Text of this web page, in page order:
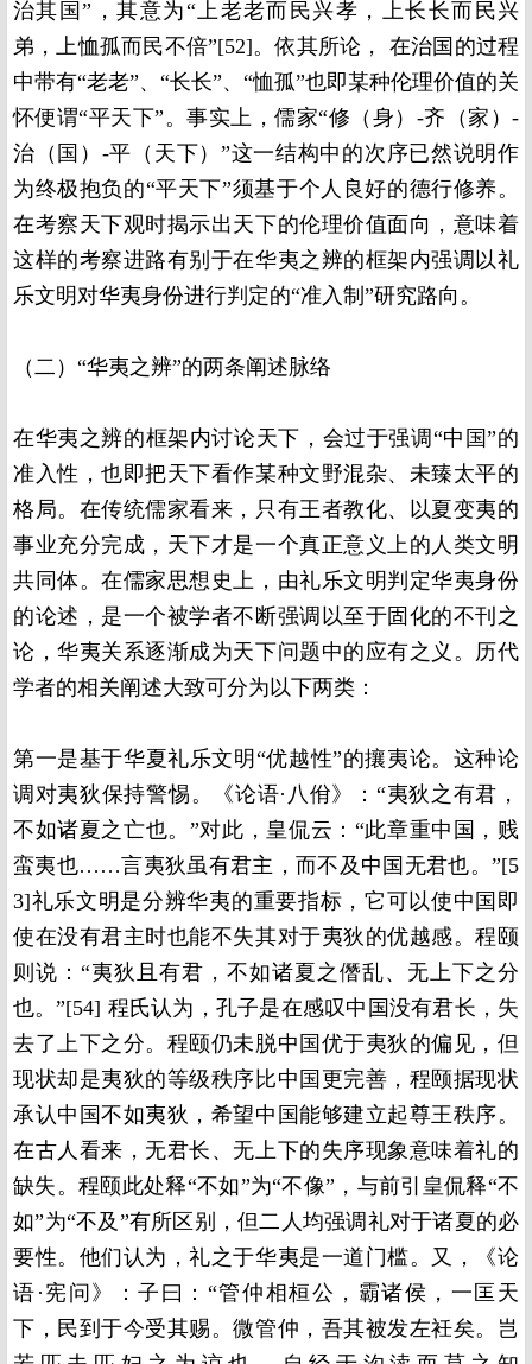
治其国”，其意为“上老老而民兴孝，上长长而民兴
弟，上恤孤而民不倍”[52]。依其所论， 在治国的过程
中带有“老老”、“长长”、“恤孤”也即某种伦理价值的关
怀便谓“平天下”。事实上，儒家“修（身）-齐（家）-
治（国）-平（天下）”这一结构中的次序已然说明作
为终极抱负的“平天下”须基于个人良好的德行修养。
在考察天下观时揭示出天下的伦理价值面向，意味着
这样的考察进路有别于在华夷之辨的框架内强调以礼
乐文明对华夷身份进行判定的“准入制”研究路向。
（二）“华夷之辨”的两条阐述脉络
在华夷之辨的框架内讨论天下，会过于强调“中国”的
准入性，也即把天下看作某种文野混杂、未臻太平的
格局。在传统儒家看来，只有王者教化、以夏变夷的
事业充分完成，天下才是一个真正意义上的人类文明
共同体。在儒家思想史上，由礼乐文明判定华夷身份
的论述，是一个被学者不断强调以至于固化的不刊之
论，华夷关系逐渐成为天下问题中的应有之义。历代
学者的相关阐述大致可分为以下两类：
第一是基于华夏礼乐文明“优越性”的攘夷论。这种论
调对夷狄保持警惕。《论语·八佾》：“夷狄之有君，
不如诸夏之亡也。”对此，皇侃云：“此章重中国，贱
蛮夷也……言夷狄虽有君主，而不及中国无君也。”[5
3]礼乐文明是分辨华夷的重要指标，它可以使中国即
使在没有君主时也能不失其对于夷狄的优越感。程颐
则说：“夷狄且有君，不如诸夏之僭乱、无上下之分
也。”[54] 程氏认为，孔子是在感叹中国没有君长，失
去了上下之分。程颐仍未脱中国优于夷狄的偏见，但
现状却是夷狄的等级秩序比中国更完善，程颐据现状
承认中国不如夷狄，希望中国能够建立起尊王秩序。
在古人看来，无君长、无上下的失序现象意味着礼的
缺失。程颐此处释“不如”为“不像”，与前引皇侃释“不
如”为“不及”有所区别，但二人均强调礼对于诸夏的必
要性。他们认为，礼之于华夷是一道门槛。又，《论
语·宪问》：子曰：“管仲相桓公，霸诸侯，一匡天
下，民到于今受其赐。微管仲，吾其被发左衽矣。岂